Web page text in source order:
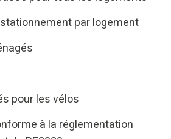
par logement
pour les vélos
à la réglementation